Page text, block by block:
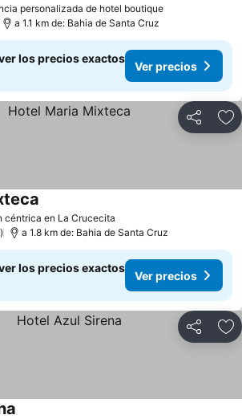
personalizada de hotel boutiqueVer precios
a 1.1 km de: Bahia de Santa Cruz
los precios exactos
Ver precios
Compartir
céntrica en La Crucecita
a 1.8 km de: Bahia de Santa Cruz
los precios exactos
Ver precios
Compartir